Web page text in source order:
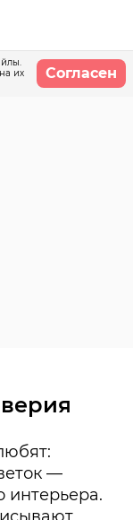
на их
Согласен
—
интерьера.